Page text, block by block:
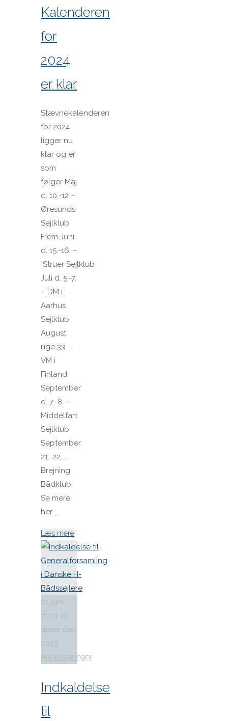
Kalenderen
for
2024
er klar
Stævnekalenderen
for 2024
ligger nu
klar og er
som
følger Maj
d. 10.-12 –
Øresunds
Sejlklub
Frem Juni
d. 15.-16. –
Struer Sejlklub
Juli d. 5.-7.
– DM i
Aarhus
Sejlklub
August
uge 33 –
VM i
Finland
September
d. 7.-8. –
Middelfart
Sejlklub
September
21.-22. –
Brejning
Bådklub
Se mere
her …
Læs mere"Kalenderen
for
2024
er
klar"
21. juni
2023 16.
december
2023
Annonceringer
Indkaldelse
til